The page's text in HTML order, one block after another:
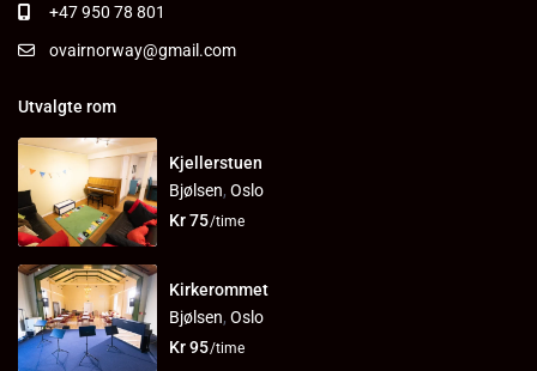
+47 950 78 801
ovairnorway@gmail.com
Utvalgte rom
Kjellerstuen
Bjølsen, Oslo
Kr 75/time
Kirkerommet
Bjølsen, Oslo
Kr 95/time